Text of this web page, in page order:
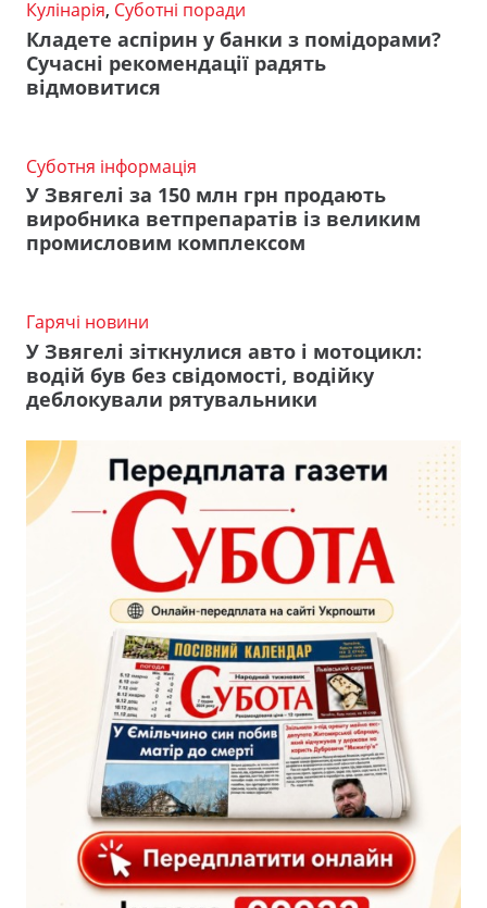
Кулінарія, Суботні поради
Кладете аспірин у банки з помідорами?
Сучасні рекомендації радять
відмовитися
Суботня інформація
У Звягелі за 150 млн грн продають
виробника ветпрепаратів із великим
промисловим комплексом
Гарячі новини
У Звягелі зіткнулися авто і мотоцикл:
водій був без свідомості, водійку
деблокували рятувальники